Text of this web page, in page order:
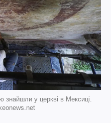
знайшли у церкві в Мексиці.